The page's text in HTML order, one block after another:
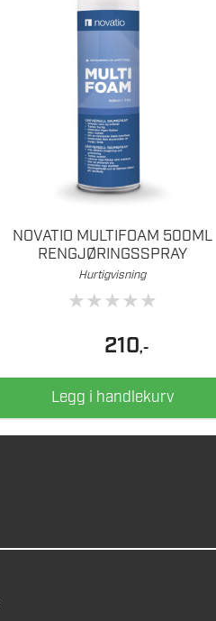
NOVATIO MULTIFOAM 500ML
RENGJØRINGSSPRAY
Hurtigvisning
★★★★★
210,-
Legg i handlekurv